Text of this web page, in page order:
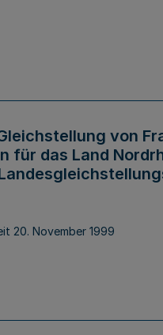
von
für das Land
20. November 1999